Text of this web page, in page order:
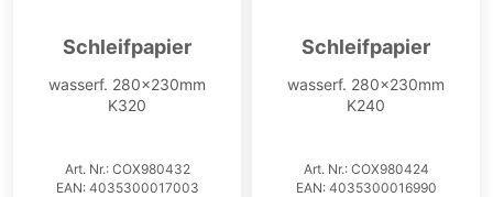
Schleifpapier
wasserf. 280x230mm
K320
Art. Nr.: COX980432
EAN: 4035300017003
Schleifpapier
wasserf. 280x230mm
K240
Art. Nr.: COX980424
EAN: 4035300016990